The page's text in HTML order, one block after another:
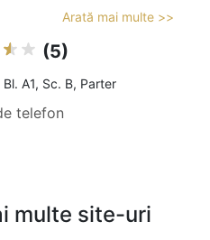
Arată mai multe >>
(5)
A1, Sc. B, Parter
telefon
multe site-uri